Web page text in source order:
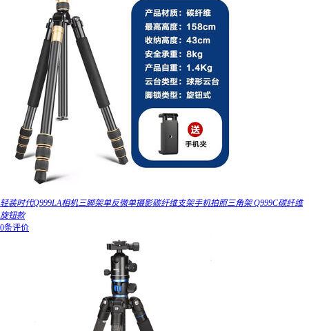
轻装时代Q999LA相机三脚架单反微单摄影碳纤维支架手机拍照三角架 Q999C碳纤维
旋钮款
0条评价